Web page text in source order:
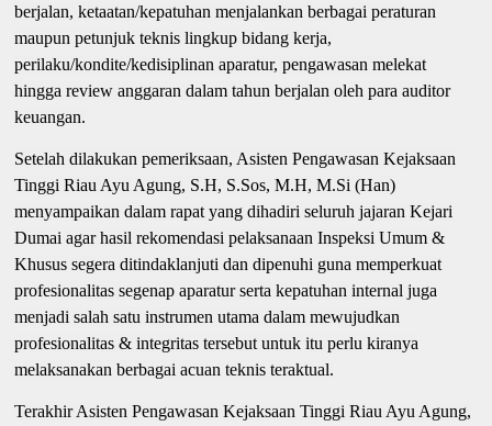
berjalan, ketaatan/kepatuhan menjalankan berbagai peraturan
maupun petunjuk teknis lingkup bidang kerja,
perilaku/kondite/kedisiplinan aparatur, pengawasan melekat
hingga review anggaran dalam tahun berjalan oleh para auditor
keuangan.
Setelah dilakukan pemeriksaan, Asisten Pengawasan Kejaksaan
Tinggi Riau Ayu Agung, S.H, S.Sos, M.H, M.Si (Han)
menyampaikan dalam rapat yang dihadiri seluruh jajaran Kejari
Dumai agar hasil rekomendasi pelaksanaan Inspeksi Umum &
Khusus segera ditindaklanjuti dan dipenuhi guna memperkuat
profesionalitas segenap aparatur serta kepatuhan internal juga
menjadi salah satu instrumen utama dalam mewujudkan
profesionalitas & integritas tersebut untuk itu perlu kiranya
melaksanakan berbagai acuan teknis teraktual.
Terakhir Asisten Pengawasan Kejaksaan Tinggi Riau Ayu Agung,